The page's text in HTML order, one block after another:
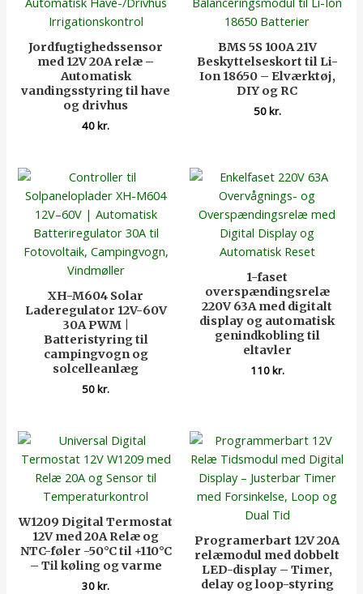
Jordfugtighedssensor
med 12V 20A relæ –
Automatisk
vandingsstyring til have
og drivhus
40kr.
BMS 5S 100A 21V
Beskyttelseskort til Li-
Ion 18650 – Elværktøj,
DIY og RC
50kr.
XH-M604 Solar
Laderegulator 12V-60V
30A PWM |
Batteristyring til
campingvogn og
solcelleanlæg
50kr.
1-faset
overspændingsrelæ
220V 63A med digitalt
display og automatisk
genindkobling til
eltavler
110kr.
W1209 Digital Termostat
12V med 20A Relæ og
NTC-føler -50°C til +110°C
– Til køling og varme
30kr.
Programerbart 12V 20A
relæmodul med dobbelt
LED-display – Timer,
delay og loop-styring